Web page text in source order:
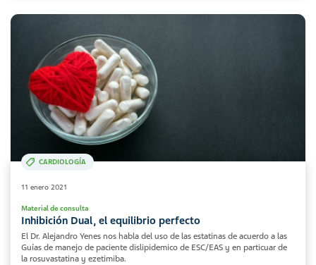
CARDIOLOGÍA
11 enero 2021
Material de consulta
Inhibición Dual, el equilibrio perfecto
El Dr. Alejandro Yenes nos habla del uso de las estatinas de acuerdo a las
Guías de manejo de paciente dislipidemico de ESC/EAS y en particuar de
la rosuvastatina y ezetimiba.